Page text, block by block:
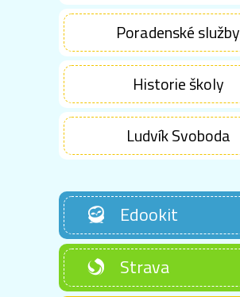
Poradenské služby
Historie školy
Ludvík Svoboda
Edookit
Strava